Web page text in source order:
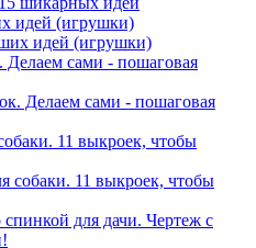
идей (игрушки)
Делаем сами - пошаговая
11 выкроек, чтобы
спинкой для дачи. Чертеж с